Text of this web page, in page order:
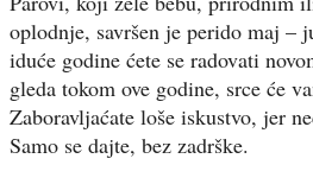
oplodnje, savršen je perido maj –
iduće godine ćete se radovati
gleda tokom ove godine, srce će
Zaboravljaćate loše iskustvo, jer
Samo se dajte, bez zadrške.